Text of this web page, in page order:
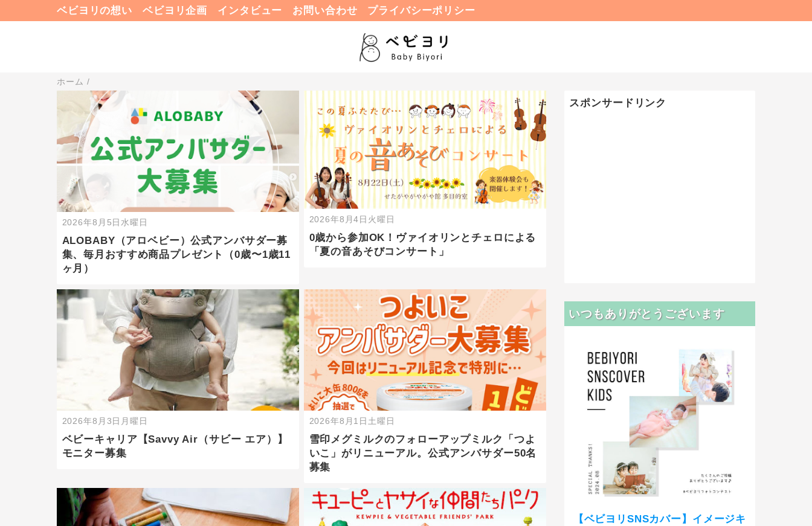
ベビヨリの想い ベビヨリ企画 インタビュー お問い合わせ プライバシーポリシー
ホーム /
2026年8月5日水曜日
ALOBABY（アロベビー）公式アンバサダー募
集、毎月おすすめ商品プレゼント（0歳〜1歳11
ヶ月）
2026年8月4日火曜日
0歳から参加OK！ヴァイオリンとチェロによる
「夏の音あそびコンサート」
2026年8月3日月曜日
ベビーキャリア【Savvy Air（サビー エア）】
モニター募集
2026年8月1日土曜日
雪印メグミルクのフォローアップミルク「つよ
いこ」がリニューアル。公式アンバサダー50名
募集
スポンサードリンク
いつもありがとうございます
【ベビヨリSNSカバー】イメージキ